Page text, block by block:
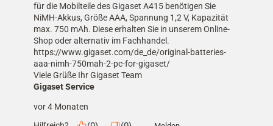
für die Mobilteile des Gigaset A415 benötigen Sie
NiMH-Akkus, Größe AAA, Spannung 1,2 V, Kapazität
max. 750 mAh. Diese erhalten Sie in unserem Online-
Shop oder alternativ im Fachhandel.
https://www.gigaset.com/de_de/original-batteries-
aaa-nimh-750mah-2-pc-for-gigaset/
Viele Grüße Ihr Gigaset Team
Gigaset Service
vor 4 Monaten